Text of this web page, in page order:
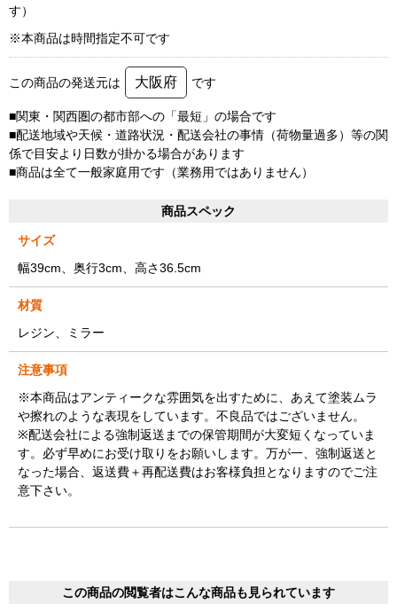
す）
※本商品は時間指定不可です
この商品の発送元は 大阪府 です
■関東・関西圏の都市部への「最短」の場合です
■配送地域や天候・道路状況・配送会社の事情（荷物量過多）等の関
係で目安より日数が掛かる場合があります
■商品は全て一般家庭用です（業務用ではありません）
商品スペック
サイズ
幅39cm、奥行3cm、高さ36.5cm
材質
レジン、ミラー
注意事項
※本商品はアンティークな雰囲気を出すために、あえて塗装ムラ
や擦れのような表現をしています。不良品ではございません。
※配送会社による強制返送までの保管期間が大変短くなっていま
す。必ず早めにお受け取りをお願いします。万が一、強制返送と
なった場合、返送費＋再配送費はお客様負担となりますのでご注
意下さい。
この商品の閲覧者はこんな商品も見られています